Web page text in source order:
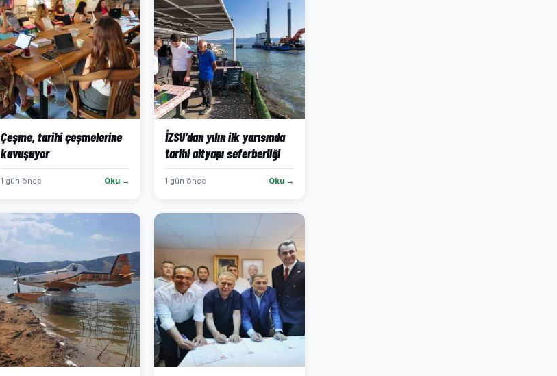
Çeşme, tarihi çeşmelerine
kavuşuyor
1 gün önce Oku →
İZSU’dan yılın ilk yarısında
tarihi altyapı seferberliği
1 gün önce Oku →